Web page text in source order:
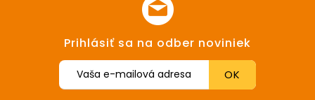
Prihlásiť sa na odber noviniek